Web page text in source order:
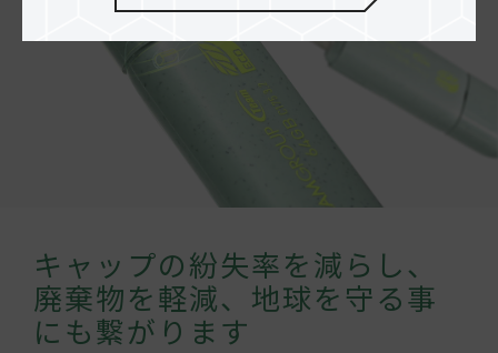
キャップの紛失率を減らし、
廃棄物を軽減、地球を守る事
にも繋がります